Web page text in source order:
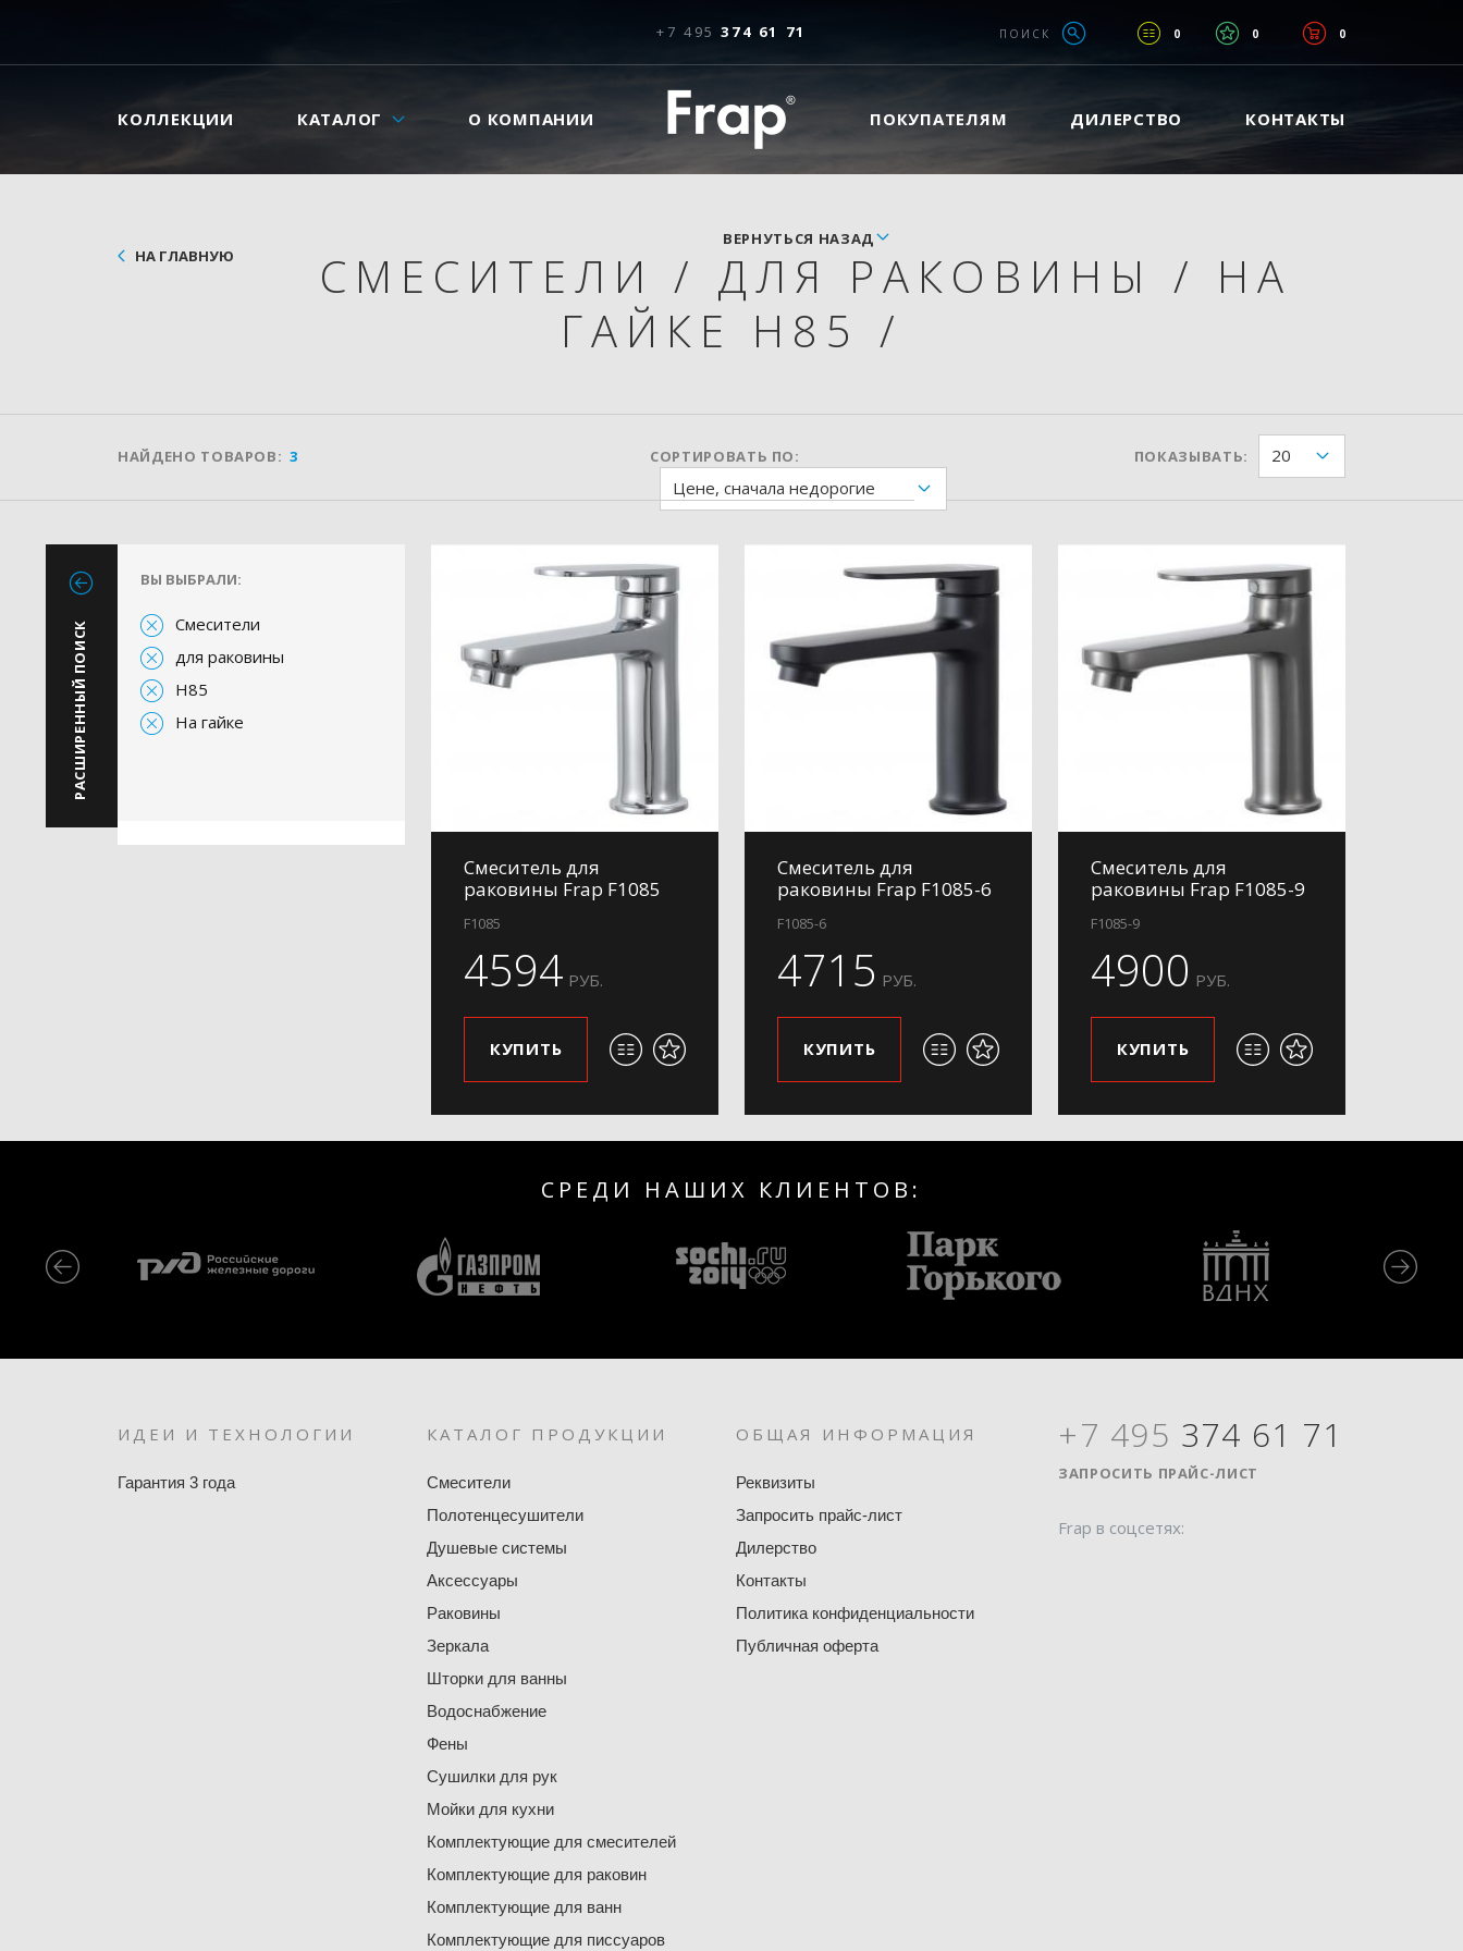
+7 495 374 61 71 0 0 0
ПОИСК
КОЛЛЕКЦИИ КАТАЛОГ О КОМПАНИИ ПОКУПАТЕЛЯМ ДИЛЕРСТВО КОНТАКТЫ
НА ГЛАВНУЮ
ВЕРНУТЬСЯ НАЗАД
СМЕСИТЕЛИ / ДЛЯ РАКОВИНЫ / НА
ГАЙКЕ H85 /
НАЙДЕНО ТОВАРОВ: 3 СОРТИРОВАТЬ ПО:
Цене, сначала недорогие
ПОКАЗЫВАТЬ: 20
РАСШИРЕННЫЙ ПОИСК
ВЫ ВЫБРАЛИ:
Смесители
для раковины
H85
На гайке
Смеситель для
раковины Frap F1085
F1085
4594 РУБ.
КУПИТЬ
Смеситель для
раковины Frap F1085-6
F1085-6
4715 РУБ.
КУПИТЬ
Смеситель для
раковины Frap F1085-9
F1085-9
4900 РУБ.
КУПИТЬ
СРЕДИ НАШИХ КЛИЕНТОВ:
ИДЕИ И ТЕХНОЛОГИИ
Гарантия 3 года
КАТАЛОГ ПРОДУКЦИИ
Смесители
Полотенцесушители
Душевые системы
Аксессуары
Раковины
Зеркала
Шторки для ванны
Водоснабжение
Фены
Сушилки для рук
Мойки для кухни
Комплектующие для смесителей
Комплектующие для раковин
Комплектующие для ванн
Комплектующие для писсуаров
ОБЩАЯ ИНФОРМАЦИЯ
Реквизиты
Запросить прайс-лист
Дилерство
Контакты
Политика конфиденциальности
Публичная оферта
+7 495 374 61 71
ЗАПРОСИТЬ ПРАЙС-ЛИСТ
Frap в соцсетях: